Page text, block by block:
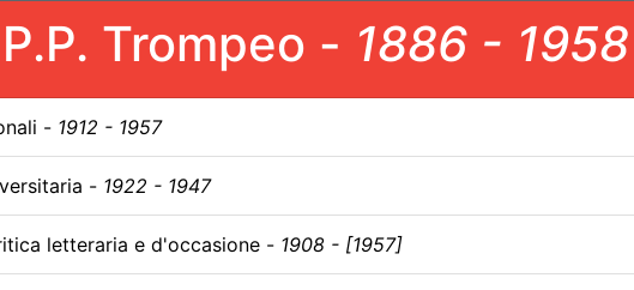
Trompeo - 1886 - 1958
- 1912 - 1957
- 1922 - 1947
letteraria e d'occasione - 1908 - [1957]